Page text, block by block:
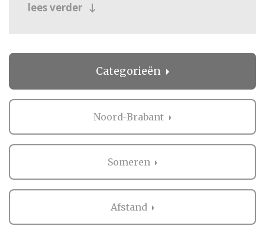
lees verder
Categorieën
Noord-Brabant
Someren
Afstand